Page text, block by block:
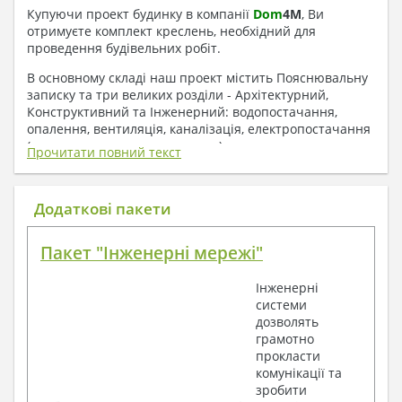
Купуючи проект будинку в компанії Dom4M, Ви
отримуєте комплект креслень, необхідний для
проведення будівельних робіт.
В основному складі наш проект містить Пояснювальну
записку та три великих розділи - Архітектурний,
Конструктивний та Інженерний: водопостачання,
опалення, вентиляція, каналізація, електропостачання
( купується за додаткову плату ).
1. До складу Архітектурного розділу
входять:
План покрівлі
Фасади з даними зовнішніх оздоблень
Елементи прорізів – специфікація
Дані перемичок – перетин та специфікація
Обсяги основних будівельних матеріалів
Архітектурні вузли в конструкціях
Прочитати повний текст
Додаткові пакети
Пакет "Інженерні мережі"
Інженерні
системи
дозволять
грамотно
прокласти
комунікації та
зробити